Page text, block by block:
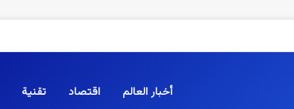
أخبار العالم اقتصاد تقنية